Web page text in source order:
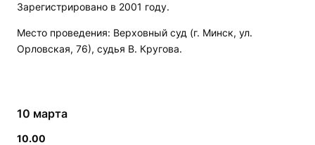
Зарегистрировано в 2001 году.
Место проведения: Верховный суд (г. Минск, ул.
Орловская, 76), судья В. Кругова.
10 марта
10.00